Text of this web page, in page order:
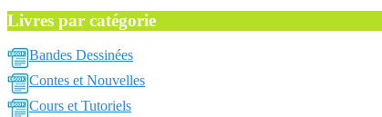
Livres par catégorie
Bandes Dessinées
Contes et Nouvelles
Cours et Tutoriels